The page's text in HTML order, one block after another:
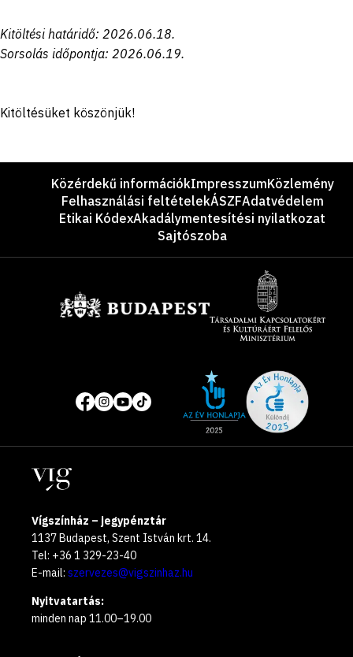
Kitöltési határidő: 2026.06.18.
Sorsolás időpontja: 2026.06.19.
Kitöltésüket köszönjük!
LáblécKözérdekű információkImpresszumKözlemény
Felhasználási feltételekÁSZFAdatvédelem
Etikai KódexAkadálymentesítési nyilatkozat
Sajtószoba
Közösségi
média
oldalak
of
year
Helyszínek
Vígszínház – jegypénztár
1137 Budapest, Szent István krt. 14.
Tel: +36 1 329-23-40
E-mail: szervezes@vigszinhaz.hu
Nyitvatartás:
minden nap 11.00–19.00